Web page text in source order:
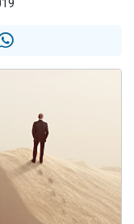
en groupe sur Zoom